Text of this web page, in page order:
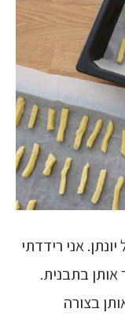
אני רידדתי
בתבנית.
בצורה